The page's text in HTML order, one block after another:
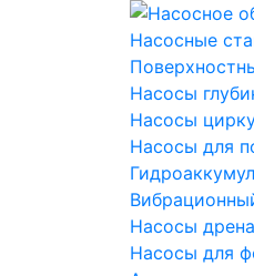
Насосные
Насосы
Насосы
Насосы для
Насосы
Насосы для